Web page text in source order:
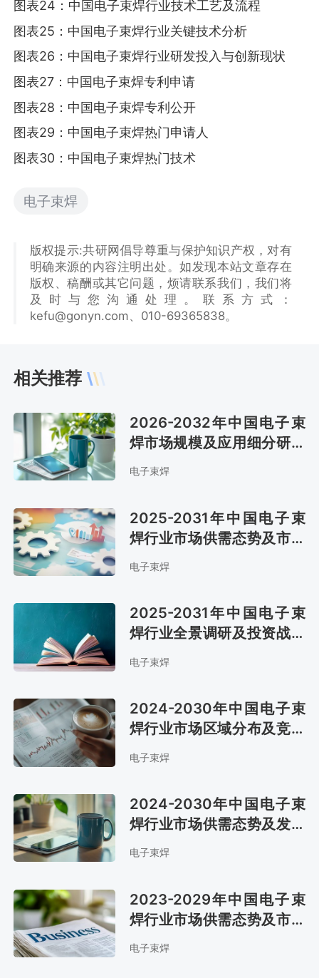
图表24：中国电子束焊行业技术工艺及流程
图表25：中国电子束焊行业关键技术分析
图表26：中国电子束焊行业研发投入与创新现状
图表27：中国电子束焊专利申请
图表28：中国电子束焊专利公开
图表29：中国电子束焊热门申请人
图表30：中国电子束焊热门技术
电子束焊
版权提示:共研网倡导尊重与保护知识产权，对有
明确来源的内容注明出处。如发现本站文章存在
版权、稿酬或其它问题，烦请联系我们，我们将
及时与您沟通处理。联系方式：
kefu@gonyn.com、010-69365838。
相关推荐
2026-2032年中国电子束
焊市场规模及应用细分研究
报告
电子束焊
2025-2031年中国电子束
焊行业市场供需态势及市场
趋势预测报告
电子束焊
2025-2031年中国电子束
焊行业全景调研及投资战略
报告
电子束焊
2024-2030年中国电子束
焊行业市场区域分布及竞争
格局分析报告
电子束焊
2024-2030年中国电子束
焊行业市场供需态势及发展
战略咨询报告
电子束焊
2023-2029年中国电子束
焊行业市场供需态势及市场
前景评估报告
电子束焊